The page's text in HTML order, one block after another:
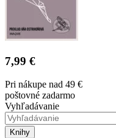
7,99 €
Pri nákupe nad 49 €
poštovné zadarmo
Vyhľadávanie
Knihy